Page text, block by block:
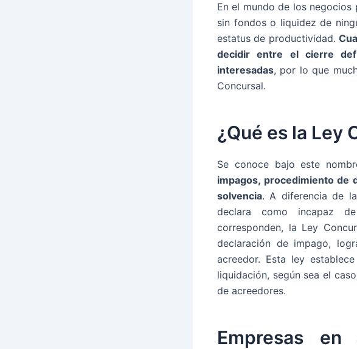
En el mundo de los
sin fondos o liquidez de
estatus de productividad.
decidir entre el cierre
interesadas, por lo que
Concursal.
¿Qué es la Ley
Se conoce bajo este
impagos, procedimiento de
solvencia. A diferencia de
declara como incapaz
corresponden, la Ley
declaración de impago,
acreedor. Esta ley
liquidación, según sea el
de acreedores.
Empresas en